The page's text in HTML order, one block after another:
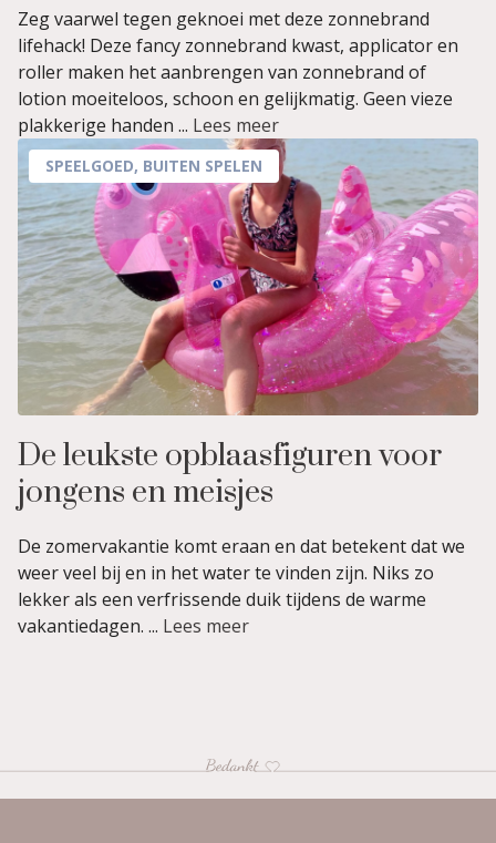
Zeg vaarwel tegen geknoei met deze zonnebrand
lifehack! Deze fancy zonnebrand kwast, applicator en
roller maken het aanbrengen van zonnebrand of
lotion moeiteloos, schoon en gelijkmatig. Geen vieze
plakkerige handen ... Lees meer
SPEELGOED, BUITEN SPELEN
De leukste opblaasfiguren voor
jongens en meisjes
De zomervakantie komt eraan en dat betekent dat we
weer veel bij en in het water te vinden zijn. Niks zo
lekker als een verfrissende duik tijdens de warme
vakantiedagen. ... Lees meer